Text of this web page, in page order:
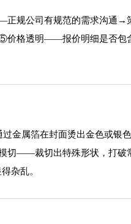
规公司有规范的需求沟通
格透明——报价明细是否包
金属箔在封面烫出金色或
切——裁切出特殊形状，打
杂乱。